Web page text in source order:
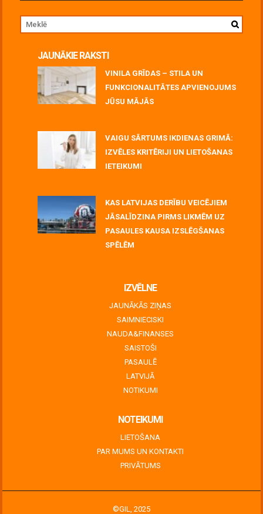
JAUNĀKIE RAKSTI
VINILA GRĪDAS – STILA UN
FUNKCIONALITĀTES APVIENOJUMS
JŪSU MĀJĀS
VAIGU SĀRTUMS IKDIENAS GRIMĀ:
IZVĒLES KRITĒRIJI UN LIETOŠANAS
IETEIKUMI
KAS LATVIJAS DERĪBU VEICĒJIEM
JĀSALĪDZINA PIRMS LIKMĒM UZ
PASAULES KAUSA IZSLĒGŠANAS
SPĒLĒM
IZVĒLNE
JAUNĀKĀS ZIŅAS
SAIMNIECISKI
NAUDA&FINANSES
SAISTOŠI
PASAULĒ
LATVIJĀ
NOTIKUMI
NOTEIKUMI
LIETOŠANA
PAR MUMS UN KONTAKTI
PRIVĀTUMS
©GIL, 2025